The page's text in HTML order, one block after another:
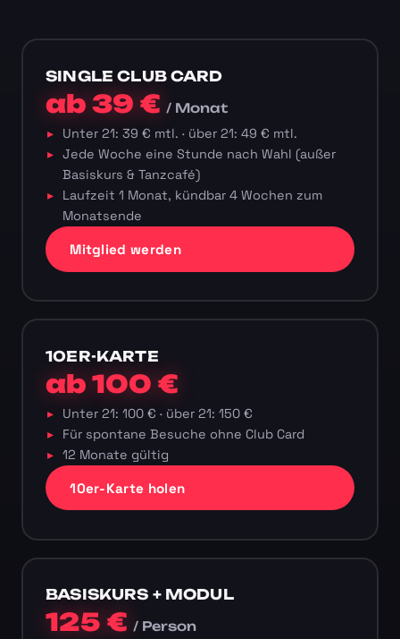
SINGLE CLUB CARD
ab 39 €/ Monat
Unter 21: 39 € mtl. · über 21: 49 € mtl.
Jede Woche eine Stunde nach Wahl (außer
Basiskurs & Tanzcafé)
Laufzeit 1 Monat, kündbar 4 Wochen zum
Monatsende
Mitglied werden
10ER-KARTE
ab 100 €
Unter 21: 100 € · über 21: 150 €
Für spontane Besuche ohne Club Card
12 Monate gültig
10er-Karte holen
BASISKURS + MODUL
125 €/ Person